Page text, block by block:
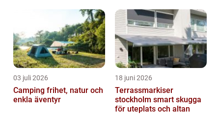
03 juli 2026
Camping frihet, natur och
enkla äventyr
18 juni 2026
Terrassmarkiser
stockholm smart skugga
för uteplats och altan